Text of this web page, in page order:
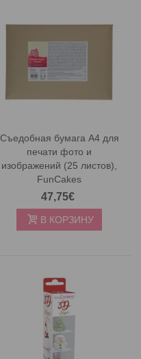
Съедобная бумага A4 для
печати фото и
изображений (25 листов),
FunCakes
47,75€
В КОРЗИНУ